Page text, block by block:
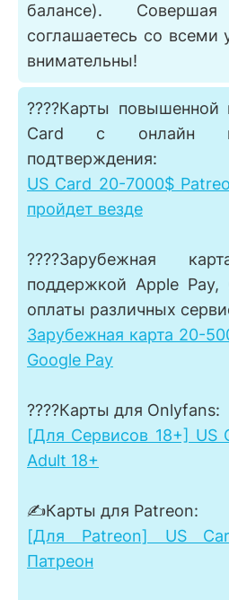
балансе).
соглашаетесь со всеми
внимательны!
????Карты повышенной
Card с онлайн
подтверждения:
US Card 20-7000$
пройдет везде
????Зарубежная
поддержкой Apple
оплаты различных
Зарубежная карта 20-
Google Pay
????Карты для Onlyfans:
[Для Сервисов 18+] US
Adult 18+
✍Карты для Patreon:
[Для Patreon] US
Патреон